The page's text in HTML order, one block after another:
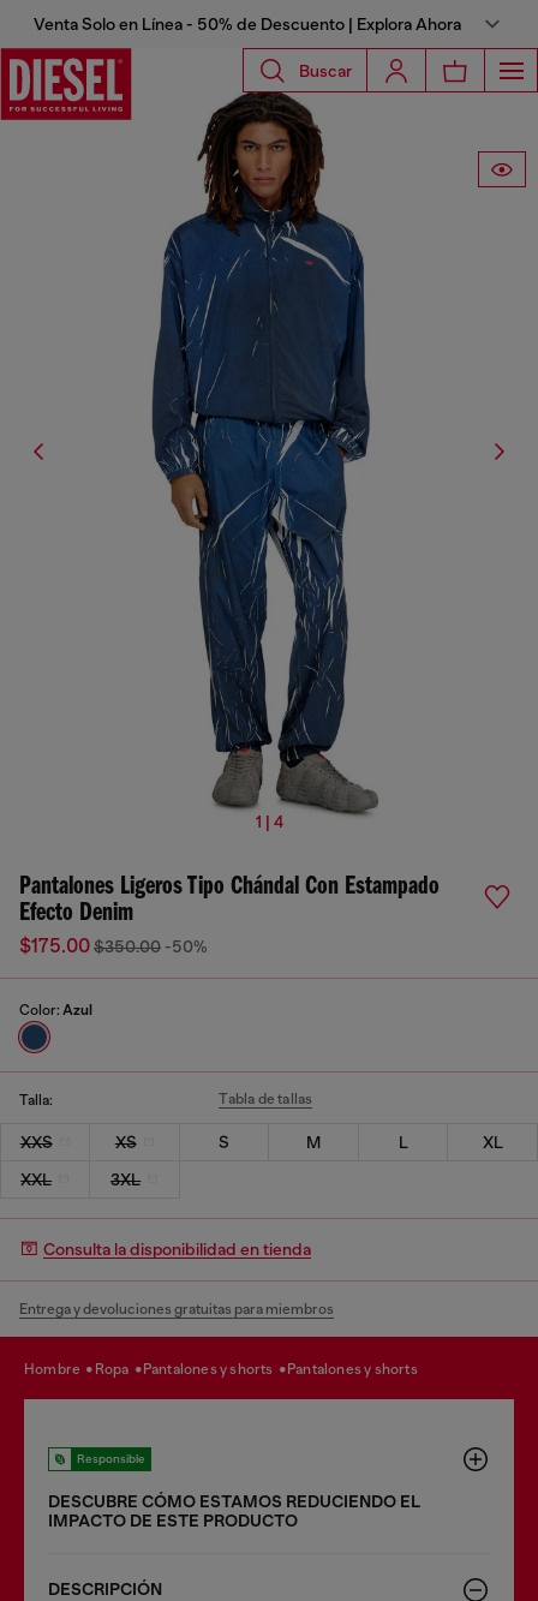
Venta Solo en Línea - 50% de Descuento | Explora Ahora
Buscar
1 | 4
Pantalones Ligeros Tipo Chándal Con Estampado
Efecto Denim
$175.00$350.00 -50%
Color: Azul
Talla: Tabla de tallas
XXS XS S M L
XL
XXL
3XL
Consulta la disponibilidad en tienda
Entrega y devoluciones gratuitas para miembros
hombre ropa pantalones y shorts pantalones y shorts
Responsible
DESCUBRE CÓMO ESTAMOS REDUCIENDO EL
IMPACTO DE ESTE PRODUCTO
DESCRIPCIÓN